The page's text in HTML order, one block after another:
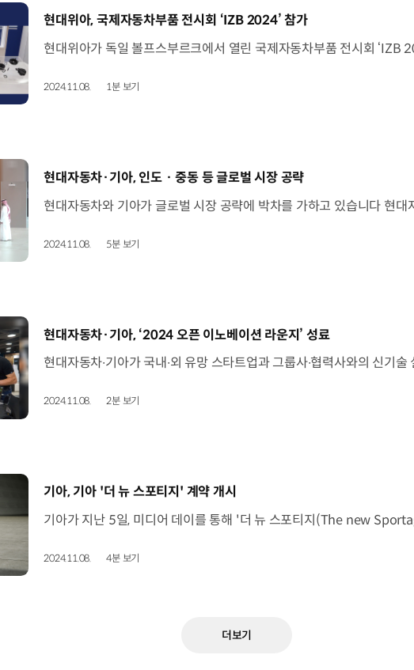
[동영상]
현대위아, 국제자동차부품 전시회 ‘IZB 2024’ 참가
2024.11.08. 1분 보기
[동영상]
현대자동차·기아, 인도 · 중동 등 글로벌 시장 공략
2024.11.08. 5분 보기
[동영상]
현대자동차·기아, ‘2024 오픈 이노베이션 라운지’ 성료
2024.11.08. 2분 보기
[동영상]
기아, 기아 '더 뉴 스포티지' 계약 개시
2024.11.08. 4분 보기
더보기